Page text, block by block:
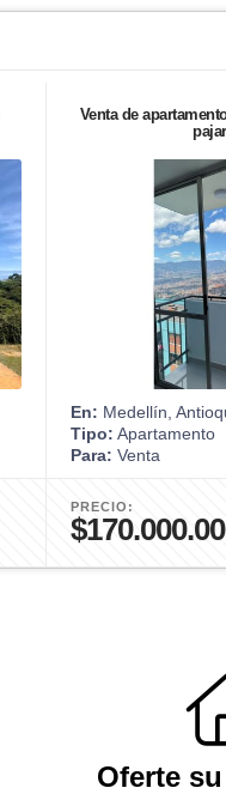
Venta de
En: Medellín,
Tipo: Apartamento
Para: Venta
PRECIO:
Oferte